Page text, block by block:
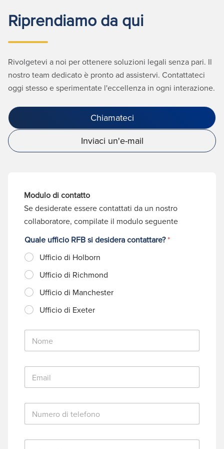
Riprendiamo da qui
Rivolgetevi a noi per ottenere soluzioni legali senza pari. Il
nostro team dedicato è pronto ad assistervi. Contattateci
oggi stesso e sperimentate l'eccellenza in ogni interazione.
Chiamateci
Inviaci un'e-mail
Modulo di contatto
Se desiderate essere contattati da un nostro
collaboratore, compilate il modulo seguente
Quale ufficio RFB si desidera contattare?*
Ufficio di Holborn
Ufficio di Richmond
Ufficio di Manchester
Ufficio di Exeter
N
m
E
a
N
m
M